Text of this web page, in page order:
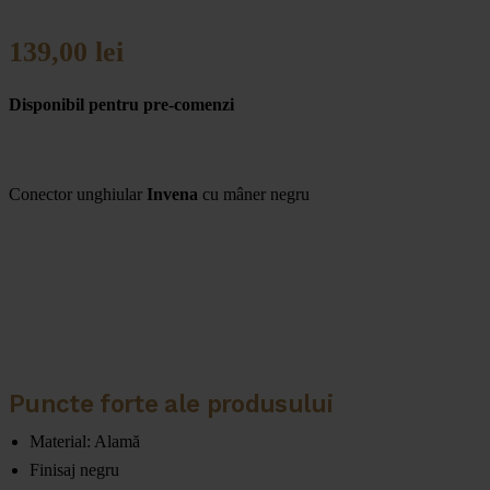
139,00 lei
Disponibil pentru pre-comenzi
Conector unghiular Invena cu mâner negru
Puncte forte ale produsului
Material: Alamă
Finisaj negru